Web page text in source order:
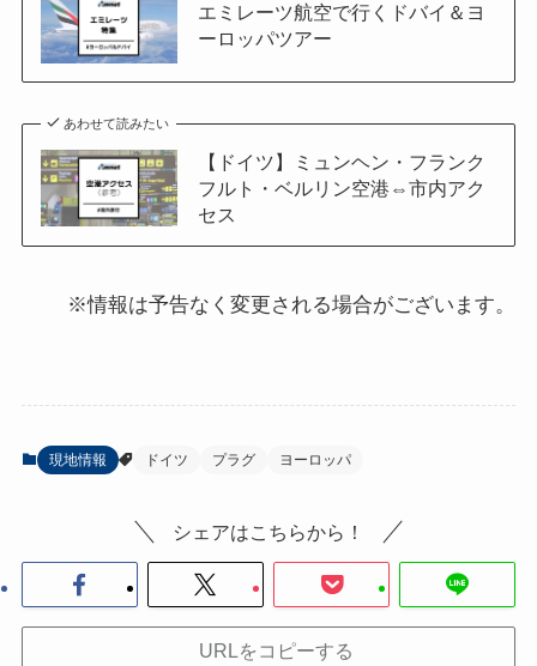
エミレーツ航空で行くドバイ＆ヨ
ーロッパツアー
あわせて読みたい
【ドイツ】ミュンヘン・フランク
フルト・ベルリン空港⇔市内アク
セス
※情報は予告なく変更される場合がございます。
現地情報 ドイツ プラグ ヨーロッパ
シェアはこちらから！
URLをコピーする